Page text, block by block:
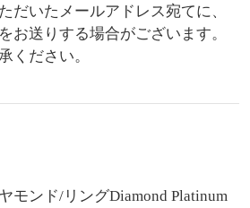
だいたメールアドレス宛てに、
お送りする場合がございます。
ください。
モンド/リングDiamond Platinum